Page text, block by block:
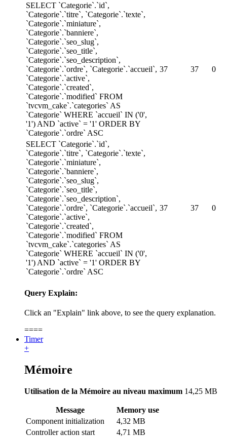
SELECT `Categorie`.`id`,
`Categorie`.`titre`, `Categorie`.`texte`,
`Categorie`.`miniature`,
`Categorie`.`banniere`,
`Categorie`.`seo_slug`,
`Categorie`.`seo_title`,
`Categorie`.`seo_description`,
`Categorie`.`ordre`, `Categorie`.`accueil`,
`Categorie`.`active`,
`Categorie`.`created`,
`Categorie`.`modified` FROM
`tvcvm_cake`.`categories` AS
`Categorie` WHERE `accueil` IN ('0',
'1') AND `active` = '1' ORDER BY
`Categorie`.`ordre` ASC
37 37 0
SELECT `Categorie`.`id`,
`Categorie`.`titre`, `Categorie`.`texte`,
`Categorie`.`miniature`,
`Categorie`.`banniere`,
`Categorie`.`seo_slug`,
`Categorie`.`seo_title`,
`Categorie`.`seo_description`,
`Categorie`.`ordre`, `Categorie`.`accueil`,
`Categorie`.`active`,
`Categorie`.`created`,
`Categorie`.`modified` FROM
`tvcvm_cake`.`categories` AS
`Categorie` WHERE `accueil` IN ('0',
'1') AND `active` = '1' ORDER BY
`Categorie`.`ordre` ASC
37 37 0
Query Explain:
Click an "Explain" link above, to see the query explanation.
====
Timer
+
Mémoire
Utilisation de la Mémoire au niveau maximum 14,25 MB
Message
Memory use
Component initialization
4,32 MB
Controller action start
4,71 MB